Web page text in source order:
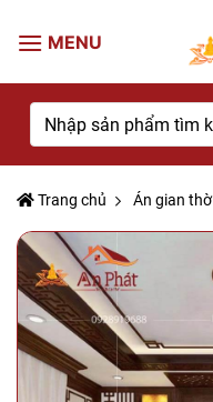
Tìm
kiếm:
Trang chủ Án gian thờ